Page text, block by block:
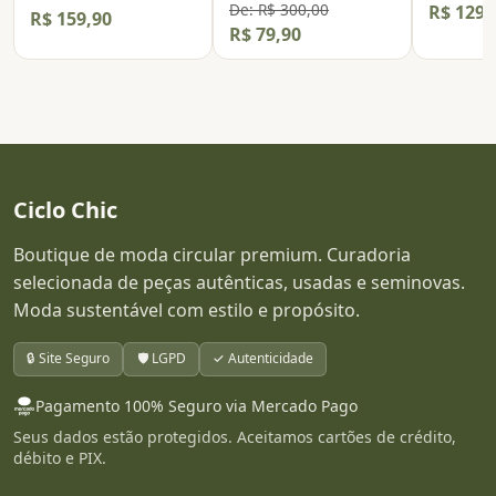
R$ 159,90 De: R$ 300,00
R$ 79,90
R$
Ciclo Chic
Boutique de moda circular premium. Curadoria
selecionada de peças autênticas, usadas e seminovas.
Moda sustentável com estilo e propósito.
🔒 Site Seguro 🛡️ LGPD ✓ Autenticidade
Pagamento 100% Seguro via Mercado Pago
Seus dados estão protegidos. Aceitamos cartões de crédito,
débito e PIX.